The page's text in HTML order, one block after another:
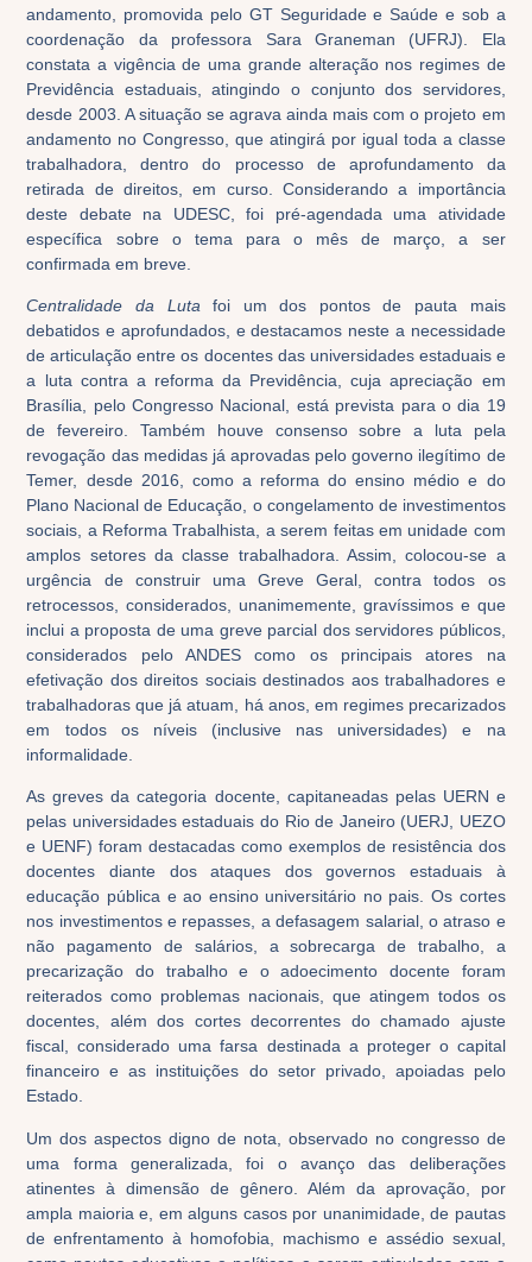
andamento, promovida pelo GT Seguridade e Saúde e sob a
coordenação da professora Sara Graneman (UFRJ). Ela
constata a vigência de uma grande alteração nos regimes de
Previdência estaduais, atingindo o conjunto dos servidores,
desde 2003. A situação se agrava ainda mais com o projeto em
andamento no Congresso, que atingirá por igual toda a classe
trabalhadora, dentro do processo de aprofundamento da
retirada de direitos, em curso. Considerando a importância
deste debate na UDESC, foi pré-agendada uma atividade
específica sobre o tema para o mês de março, a ser
confirmada em breve.
Centralidade da Luta foi um dos pontos de pauta mais
debatidos e aprofundados, e destacamos neste a necessidade
de articulação entre os docentes das universidades estaduais e
a luta contra a reforma da Previdência, cuja apreciação em
Brasília, pelo Congresso Nacional, está prevista para o dia 19
de fevereiro. Também houve consenso sobre a luta pela
revogação das medidas já aprovadas pelo governo ilegítimo de
Temer, desde 2016, como a reforma do ensino médio e do
Plano Nacional de Educação, o congelamento de investimentos
sociais, a Reforma Trabalhista, a serem feitas em unidade com
amplos setores da classe trabalhadora. Assim, colocou-se a
urgência de construir uma Greve Geral, contra todos os
retrocessos, considerados, unanimemente, gravíssimos e que
inclui a proposta de uma greve parcial dos servidores públicos,
considerados pelo ANDES como os principais atores na
efetivação dos direitos sociais destinados aos trabalhadores e
trabalhadoras que já atuam, há anos, em regimes precarizados
em todos os níveis (inclusive nas universidades) e na
informalidade.
As greves da categoria docente, capitaneadas pelas UERN e
pelas universidades estaduais do Rio de Janeiro (UERJ, UEZO
e UENF) foram destacadas como exemplos de resistência dos
docentes diante dos ataques dos governos estaduais à
educação pública e ao ensino universitário no pais. Os cortes
nos investimentos e repasses, a defasagem salarial, o atraso e
não pagamento de salários, a sobrecarga de trabalho, a
precarização do trabalho e o adoecimento docente foram
reiterados como problemas nacionais, que atingem todos os
docentes, além dos cortes decorrentes do chamado ajuste
fiscal, considerado uma farsa destinada a proteger o capital
financeiro e as instituições do setor privado, apoiadas pelo
Estado.
Um dos aspectos digno de nota, observado no congresso de
uma forma generalizada, foi o avanço das deliberações
atinentes à dimensão de gênero. Além da aprovação, por
ampla maioria e, em alguns casos por unanimidade, de pautas
de enfrentamento à homofobia, machismo e assédio sexual,